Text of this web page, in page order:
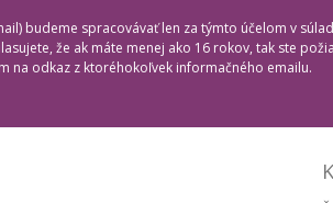
budeme spracovávať len za týmto účelom v
že ak máte menej ako 16 rokov, tak ste
na odkaz z ktoréhokoľvek informačného emailu.